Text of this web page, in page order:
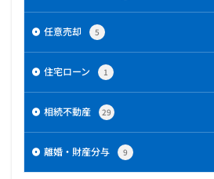
任意売却 5
住宅ローン 1
相続不動産 29
離婚・財産分与 9